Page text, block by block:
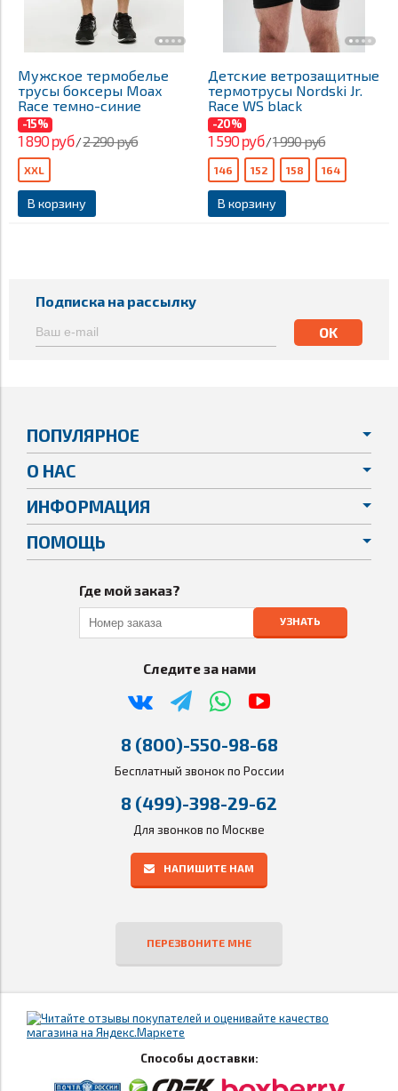
Мужское термобелье
трусы боксеры Moax
Race темно-синие
-15%
1 890 руб/2 290 руб
В корзину
XXL
Детские ветрозащитные
термотрусы Nordski Jr.
Race WS black
-20%
1 590 руб/1 990 руб
В корзину
146 152 158 164
Подписка на рассылку
ПОПУЛЯРНОЕ
О НАС
ИНФОРМАЦИЯ
ПОМОЩЬ
Где мой заказ?
УЗНАТЬ
Следите за нами
8 (800)-550-98-68
Бесплатный звонок по России
8 (499)-398-29-62
Для звонков по Москве
НАПИШИТЕ НАМ
ПЕРЕЗВОНИТЕ МНЕ
Способы доставки: